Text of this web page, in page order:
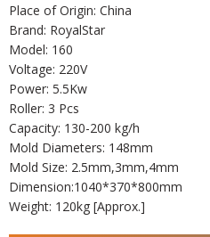
Place of Origin: China
Brand: RoyalStar
Model: 160
Voltage: 220V
Power: 5.5Kw
Roller: 3 Pcs
Capacity: 130-200 kg/h
Mold Diameters: 148mm
Mold Size: 2.5mm,3mm,4mm
Dimension:1040*370*800mm
Weight: 120kg [Approx.]